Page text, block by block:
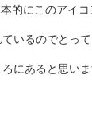
的にこのアイコ
いるのでとって
にあると思い